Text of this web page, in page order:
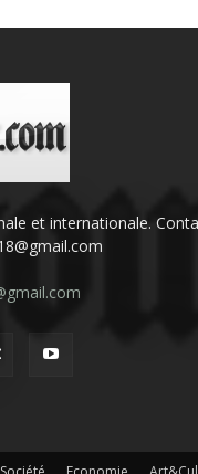
et internationale.